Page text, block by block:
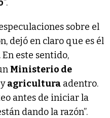
”.
sobre el
dejó en claro que es él
este sentido,
Ministerio de
yagricultura adentro.
antes de iniciar la
dando la razón”.